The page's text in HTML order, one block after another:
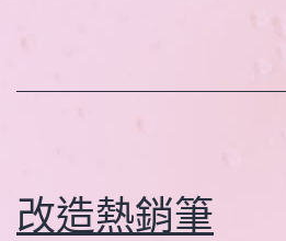
改造熱銷筆